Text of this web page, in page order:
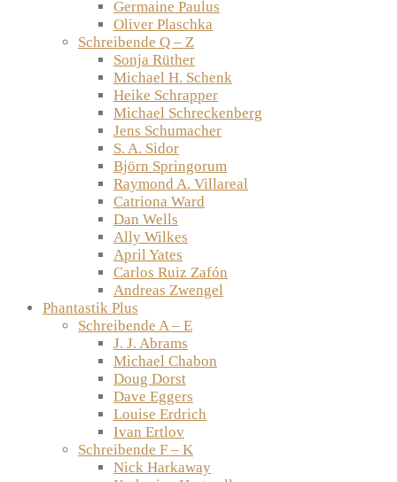
Germaine Paulus
Oliver Plaschka
Schreibende Q – Z
Sonja Rüther
Michael H. Schenk
Heike Schrapper
Michael Schreckenberg
Jens Schumacher
S. A. Sidor
Björn Springorum
Raymond A. Villareal
Catriona Ward
Dan Wells
Ally Wilkes
April Yates
Carlos Ruiz Zafón
Andreas Zwengel
Phantastik Plus
Schreibende A – E
J. J. Abrams
Michael Chabon
Doug Dorst
Dave Eggers
Louise Erdrich
Ivan Ertlov
Schreibende F – K
Nick Harkaway